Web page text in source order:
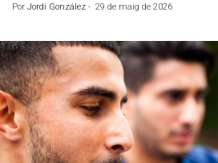
Por Jordi González - 29 de maig de 2026